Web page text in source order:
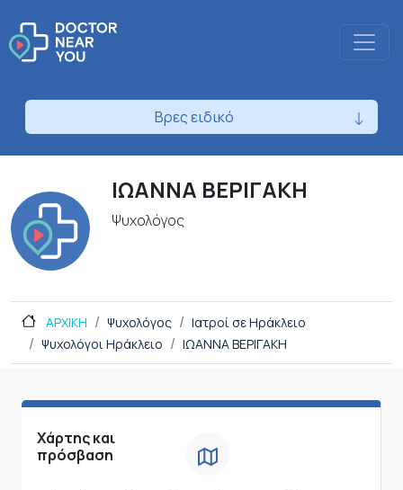
Βρες ειδικό
ΙΩΑΝΝΑ ΒΕΡΙΓΑΚΗ
Ψυχολόγος
ΑΡΧΙΚΗ Ψυχολόγος
Ιατροί σε Ηράκλειο
Ψυχολόγοι Ηράκλειο
ΙΩΑΝΝΑ ΒΕΡΙΓΑΚΗ
Χάρτης και
πρόσβαση